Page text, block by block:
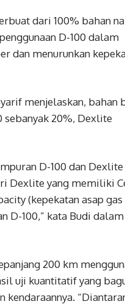
dari 100% bahan
D-100 dalam
dan menurunkan
menjelaskan, bahan
20%, Dexlite
D-100 dan Dexlite
Dexlite yang memiliki
(kepekatan asap gas
D-100,” kata Budi
200 km
uji kuantitatif yang
kendaraannya.